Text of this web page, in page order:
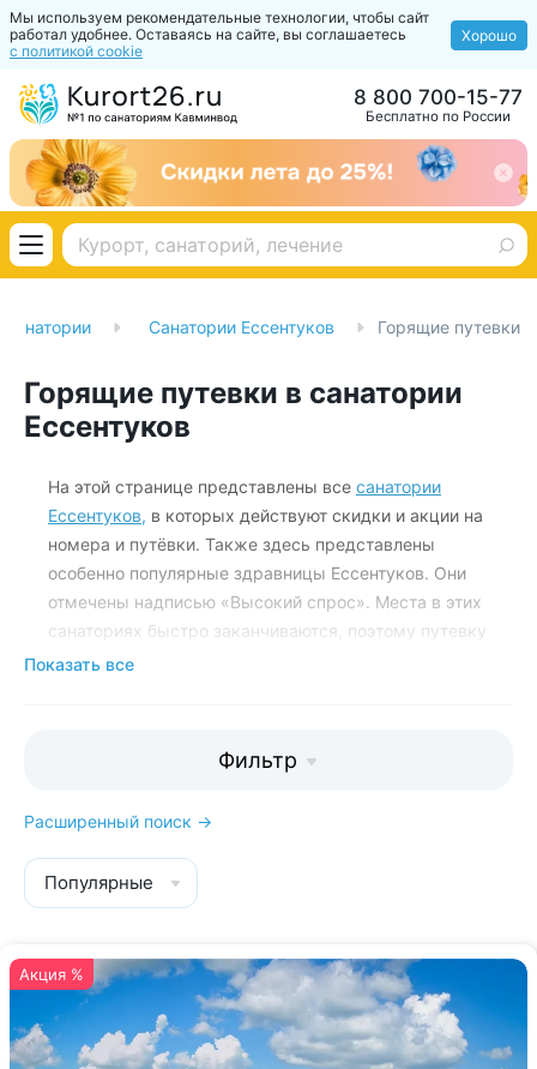
Мы используем рекомендательные технологии, чтобы сайт
работал удобнее. Оставаясь на сайте, вы соглашаетесь
с политикой cookie
Хорошо
Бесплатно по России
8 800 700-15-77
Санатории Санатории Ессентуков Горящие путевки
Горящие путевки в санатории
Ессентуков
На этой странице представлены все санатории
Ессентуков, в которых действуют скидки и акции на
номера и путёвки. Также здесь представлены
особенно популярные здравницы Ессентуков. Они
отмечены надписью «Высокий спрос». Места в этих
санаториях быстро заканчиваются, поэтому путевку
лучше забронировать заранее.
расскажут вам о каждом
забронировать путёвку по
трансфер и 20% скидки на
экскурсии:
Показать все
Фильтр
Расширенный поиск →
Популярные
Акция %